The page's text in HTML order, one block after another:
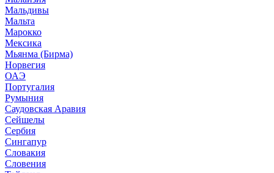
Мальдивы
Мальта
Марокко
Мексика
Мьянма (Бирма)
Норвегия
ОАЭ
Португалия
Румыния
Саудовская Аравия
Сейшелы
Сербия
Сингапур
Словакия
Словения